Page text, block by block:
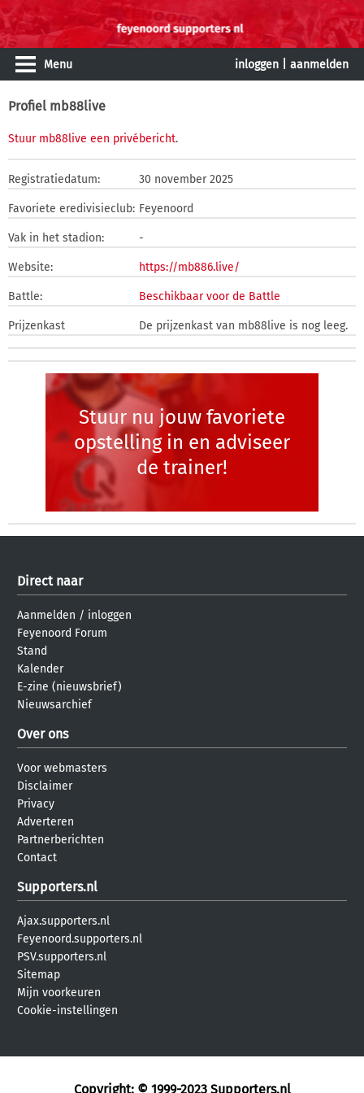
Menu inloggen aanmelden
Profiel mb88live
Stuur mb88live een privébericht.
Registratiedatum: 30 november 2025
Favoriete eredivisieclub: Feyenoord
Vak in het stadion: -
Website: https://mb886.live/
Battle: Beschikbaar voor de Battle
Prijzenkast De prijzenkast van mb88live is nog leeg.
Stuur nu jouw favoriete
opstelling in en adviseer
de trainer!
Direct naar
Aanmelden / inloggen
Feyenoord Forum
Stand
Kalender
E-zine (nieuwsbrief)
Nieuwsarchief
Over ons
Voor webmasters
Disclaimer
Privacy
Adverteren
Partnerberichten
Contact
Supporters.nl
Ajax.supporters.nl
Feyenoord.supporters.nl
PSV.supporters.nl
Sitemap
Mijn voorkeuren
Cookie-instellingen
Copyright: © 1999-2023 Supporters.nl